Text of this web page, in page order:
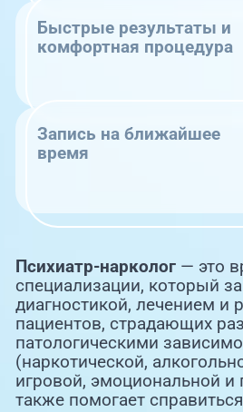
Быстрые результаты и
комфортная процедура
Запись на ближайшее
время
Психиатр-нарколог— это
специализации, который
диагностикой, лечением и
пациентов, страдающих
патологическими
(наркотической,
игровой, эмоциональной и
также помогает